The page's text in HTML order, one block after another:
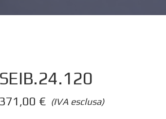
SEIB.24.120
(IVA esclusa)
371,00 €